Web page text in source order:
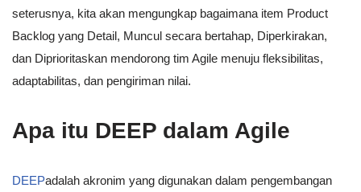
seterusnya, kita akan mengungkap bagaimana item Product
Backlog yang Detail, Muncul secara bertahap, Diperkirakan,
dan Diprioritaskan mendorong tim Agile menuju fleksibilitas,
adaptabilitas, dan pengiriman nilai.
Apa itu DEEP dalam Agile
DEEPadalah akronim yang digunakan dalam pengembangan